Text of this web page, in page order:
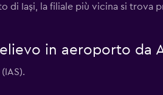
Iași, la filiale più vicina si trova
in aeroporto da